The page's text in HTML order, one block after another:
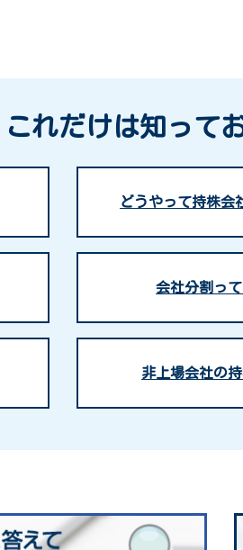
れだけは知って
どうやって持株会
会社分割っ
非上場会社の